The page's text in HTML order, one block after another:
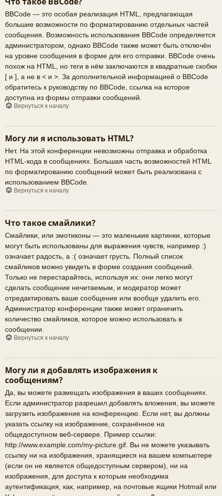
BBCode — это особая реализация HTML, предлагающая
большие возможности по форматированию отдельных частей
сообщения. Возможность использования BBCode определяется
администратором, однако BBCode также может быть отключён
на уровне сообщения в форме для его отправки. BBCode очень
похож на HTML, но теги в нём заключаются в квадратные скобки
[ и ], а не в < и >. За дополнительной информацией о BBCode
обратитесь к руководству по BBCode, ссылка на которое
доступна из формы отправки сообщений.
Вернуться к началу
Могу ли я использовать HTML?
Нет. На этой конференции невозможны отправка и обработка
HTML-кода в сообщениях. Большая часть возможностей HTML
по форматированию сообщений может быть реализована с
использованием BBCode.
Вернуться к началу
Что такое смайлики?
Смайлики, или эмотиконы — это маленькие картинки, которые
могут быть использованы для выражения чувств, например :)
означает радость, а :( означает грусть. Полный список
смайликов можно увидеть в форме создания сообщений.
Только не перестарайтесь, используя их: они легко могут
сделать сообщение нечитаемым, и модератор может
отредактировать ваше сообщение или вообще удалить его.
Администратор конференции также может ограничить
количество смайликов, которое можно использовать в
сообщении.
Вернуться к началу
Могу ли я добавлять изображения к
сообщениям?
Да, вы можете размещать изображения в ваших сообщениях.
Если администратор разрешил добавлять вложения, вы можете
загрузить изображение на конференцию. Если нет, вы должны
указать ссылку на изображение, сохранённое на
общедоступном веб-сервере. Пример ссылки:
http://www.example.com/my-picture.gif. Вы не можете указывать
ссылку ни на изображения, хранящиеся на вашем компьютере
(если он не является общедоступным сервером), ни на
изображения, для доступа к которым необходима
аутентификация, как, например, на почтовые ящики Hotmail или